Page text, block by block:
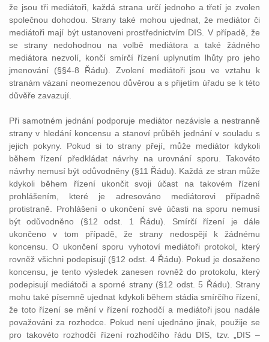
že jsou tři mediátoři, každá strana určí jednoho a třetí je zvolen
společnou dohodou. Strany také mohou ujednat, že mediátor či
mediátoři mají být ustanoveni prostřednictvím DIS. V případě, že
se strany nedohodnou na volbě mediátora a také žádného
mediátora nezvolí, končí smírčí řízení uplynutím lhůty pro jeho
jmenování (§§4-8 Řádu). Zvolení mediátoři jsou ve vztahu k
stranám vázaní neomezenou důvěrou a s přijetím úřadu se k této
důvěře zavazují.
Při samotném jednání podporuje mediátor nezávisle a nestranně
strany v hledání koncensu a stanoví průběh jednání v souladu s
jejich pokyny. Pokud si to strany přejí, může mediátor kdykoli
během řízení předkládat návrhy na urovnání sporu. Takovéto
návrhy nemusí být odůvodněny (§11 Řádu). Každá ze stran může
kdykoli během řízení ukončit svoji účast na takovém řízení
prohlášením, které je adresováno mediátorovi případně
protistraně. Prohlášení o ukončení své účasti na sporu nemusí
být odůvodněno (§12 odst. 1 Řádu). Smírčí řízení je dále
ukončeno v tom případě, že strany nedospějí k žádnému
koncensu. O ukončení sporu vyhotoví mediátoři protokol, který
rovněž všichni podepisují (§12 odst. 4 Řádu). Pokud je dosaženo
koncensu, je tento výsledek zanesen rovněž do protokolu, který
podepisují mediátoči a sporné strany (§12 odst. 5 Řádu). Strany
mohu také písemně ujednat kdykoli během stádia smírčího řízení,
že toto řízení se mění v řízení rozhodčí a mediátoři jsou nadále
považováni za rozhodce. Pokud není ujednáno jinak, použije se
pro takovéto rozhodčí řízení rozhodčího řádu DIS, tzv. „DIS –